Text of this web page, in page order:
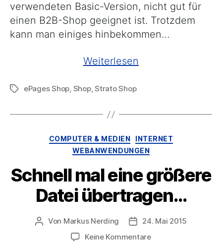
verwendeten Basic-Version, nicht gut für
einen B2B-Shop geeignet ist. Trotzdem
kann man einiges hinbekommen…
Weiterlesen
Shop)“
Schlagwörter
ePages Shop, Shop,Strato Shop
Kategorien
COMPUTER & MEDIEN
INTERNET
WEBANWENDUNGEN
Schnell mal eine größere
Datei übertragen…
Beitragsautor
Von Markus Nerding Veröffentlichungsdatum
24. Mai 2015
Keine Kommentarezu